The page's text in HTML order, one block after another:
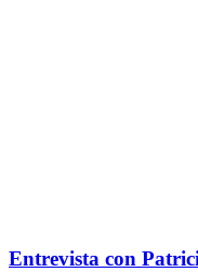
Entrevista con